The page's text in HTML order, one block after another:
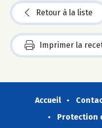
Retour à la liste
Imprimer la
Accueil
Protection